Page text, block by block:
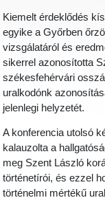
Kiemelt érdeklődés
egyike a Győrben
vizsgálatáról és
sikerrel azonosította
székesfehérvári
uralkodónk
jelenlegi helyzetét.
A konferencia utolsó
kalauzolta a
meg Szent László
történetírói, és ezzel
történelmi mértékű